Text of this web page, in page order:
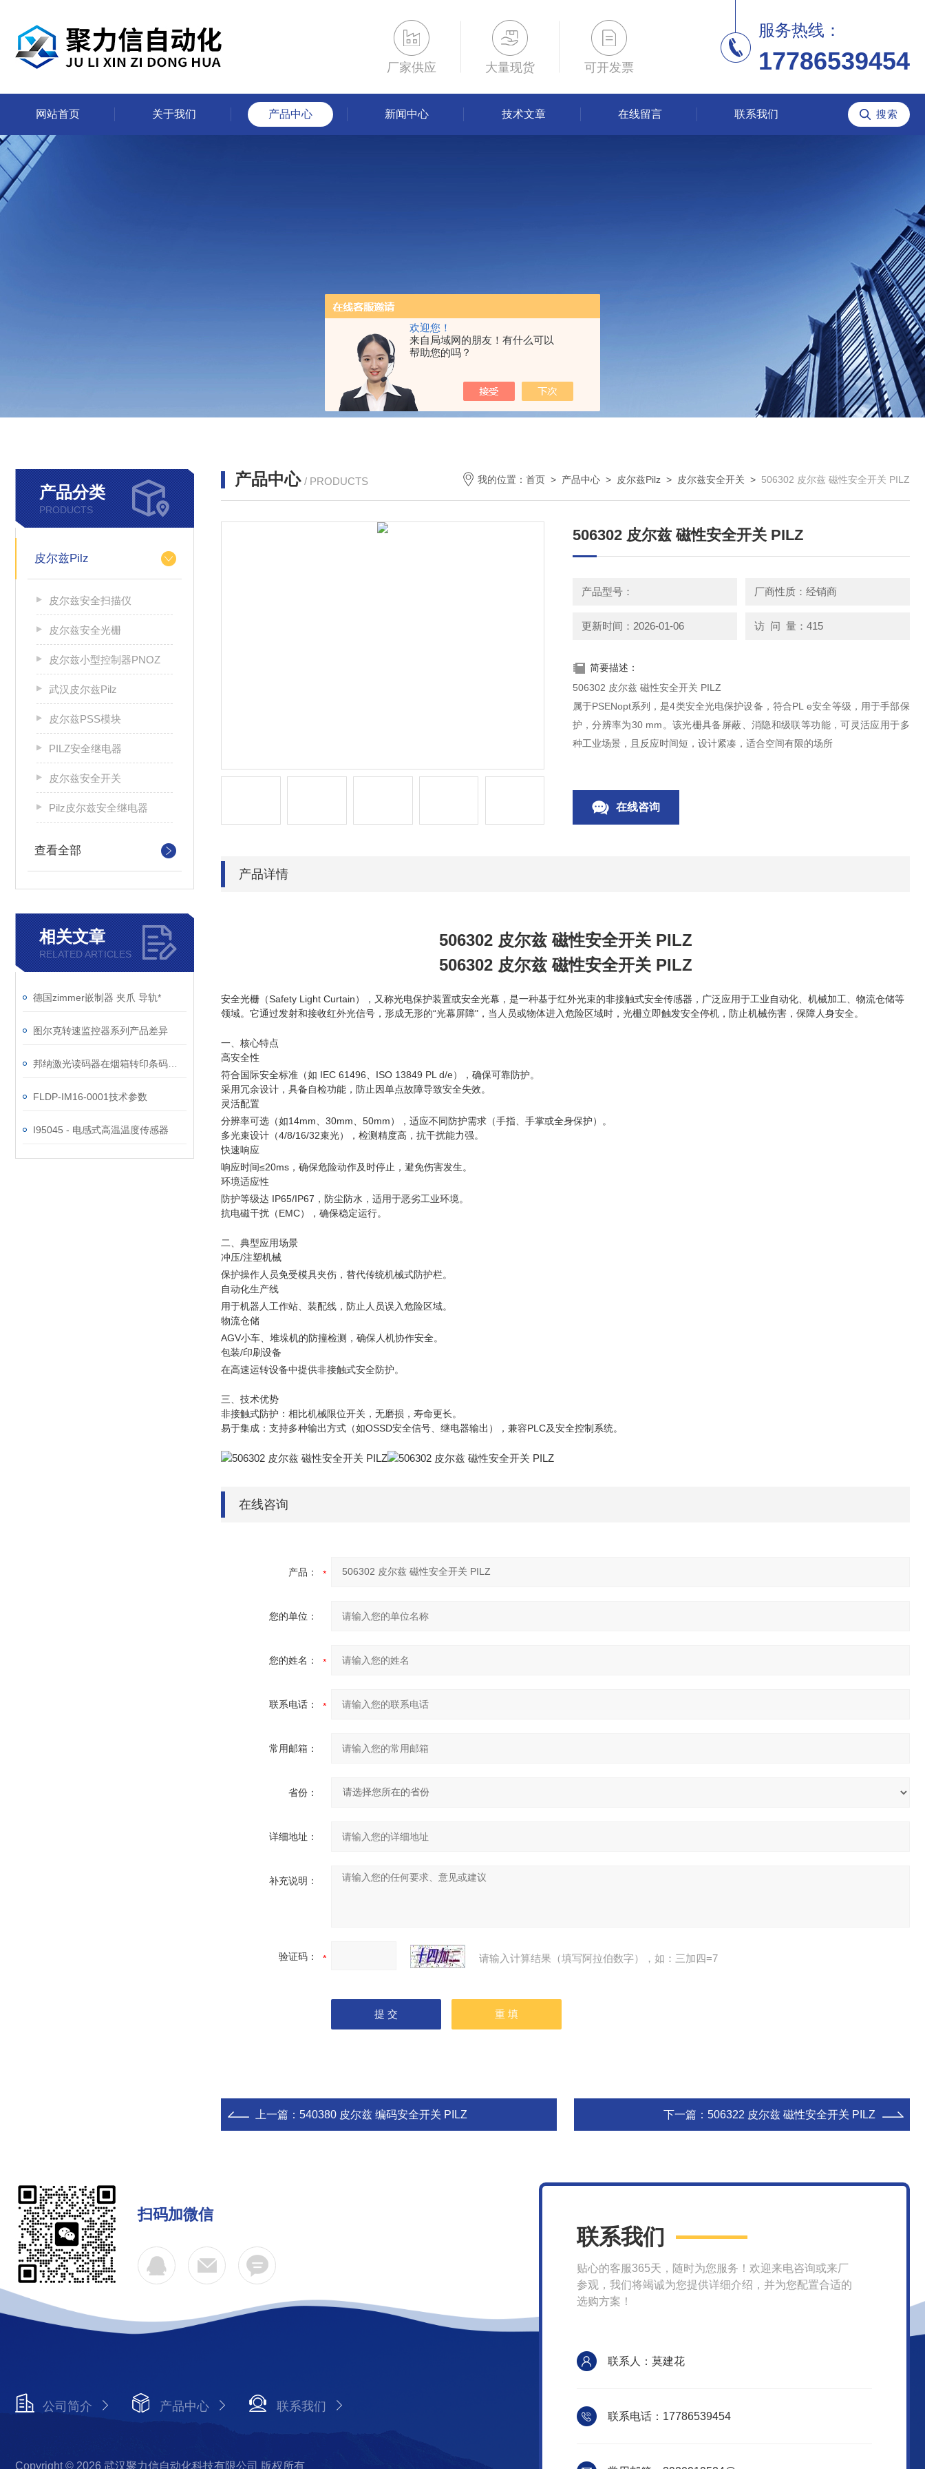
欢迎您！
来自局域网的朋友！有什么可以
帮助您的吗？
厂家供应 大量现货 可开发票
服务热线：
17786539454
网站首页 关于我们 产品中心 新闻中心 技术文章 在线留言 联系我们
产品分类
PRODUCTS
皮尔兹Pilz
皮尔兹安全扫描仪
皮尔兹安全光栅
皮尔兹小型控制器PNOZ
武汉皮尔兹Pilz
皮尔兹PSS模块
PILZ安全继电器
皮尔兹安全开关
Pilz皮尔兹安全继电器
查看全部
相关文章
RELATED ARTICLES
德国zimmer嵌制器 夹爪 导轨*
图尔克转速监控器系列产品差异
FLDP-IM16-0001技术参数
I95045 - 电感式高温温度传感器
产品中心 / PRODUCTS 我的位置： 首页 > 产品中心 > 皮尔兹Pilz > 皮尔兹安全开关 > 506302 皮尔兹 磁性安全开关 PILZ
506302 皮尔兹 磁性安全开关 PILZ
产品型号： 厂商性质：经销商
更新时间：2026-01-06 访 问 量：415
简要描述：
506302 皮尔兹 磁性安全开关 PILZ
属于PSENopt系列，是4类安全光电保护设备，符合PL e安全等级，用于手部保
护，分辨率为30 mm。该光栅具备屏蔽、消隐和级联等功能，可灵活应用于多
种工业场景，且反应时间短，设计紧凑，适合空间有限的场所
在线咨询
产品详情
506302 皮尔兹 磁性安全开关 PILZ
506302 皮尔兹 磁性安全开关 PILZ
安全光栅（Safety Light Curtain），又称光电保护装置或安全光幕，是一种基于红外光束的非接触式安全传感器，广泛应用于工业自动化、机械加工、物流仓储等
领域。它通过发射和接收红外光信号，形成无形的“光幕屏障"，当人员或物体进入危险区域时，光栅立即触发安全停机，防止机械伤害，保障人身安全。
一、核心特点
高安全性
符合国际安全标准（如 IEC 61496、ISO 13849 PL d/e），确保可靠防护。
采用冗余设计，具备自检功能，防止因单点故障导致安全失效。
灵活配置
分辨率可选（如14mm、30mm、50mm），适应不同防护需求（手指、手掌或全身保护）。
多光束设计（4/8/16/32束光），检测精度高，抗干扰能力强。
快速响应
响应时间≤20ms，确保危险动作及时停止，避免伤害发生。
环境适应性
防护等级达 IP65/IP67，防尘防水，适用于恶劣工业环境。
抗电磁干扰（EMC），确保稳定运行。
二、典型应用场景
冲压/注塑机械
保护操作人员免受模具夹伤，替代传统机械式防护栏。
自动化生产线
用于机器人工作站、装配线，防止人员误入危险区域。
物流仓储
AGV小车、堆垛机的防撞检测，确保人机协作安全。
包装/印刷设备
在高速运转设备中提供非接触式安全防护。
三、技术优势
非接触式防护：相比机械限位开关，无磨损，寿命更长。
易于集成：支持多种输出方式（如OSSD安全信号、继电器输出），兼容PLC及安全控制系统。
在线咨询
产品：
您的单位：
您的姓名：
联系电话：
常用邮箱：
省份：
详细地址：
补充说明：
验证码： 请输入计算结果（填写阿拉伯数字），如：三加四=7
上一篇： 540380 皮尔兹 编码安全开关 PILZ 下一篇： 506322 皮尔兹 磁性安全开关 PILZ
扫码加微信
公司简介 产品中心 联系我们
Copyright © 2026 武汉聚力信自动化科技有限公司 版权所有
联系我们
贴心的客服365天，随时为您服务！欢迎来电咨询或来厂
参观，我们将竭诚为您提供详细介绍，并为您配置合适的
选购方案！
联系人：莫建花
联系电话：17786539454